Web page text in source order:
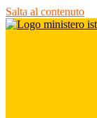
Salta al contenuto